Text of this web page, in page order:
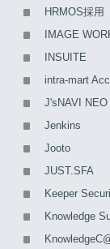
3. 「SAMLアプ
をクリックしま
HRMOS採用
IMAGE
INSUITE
intra-mart
J'sNAVI NEO
Jenkins
Jooto
JUST.SFA
Keeper
Knowledge